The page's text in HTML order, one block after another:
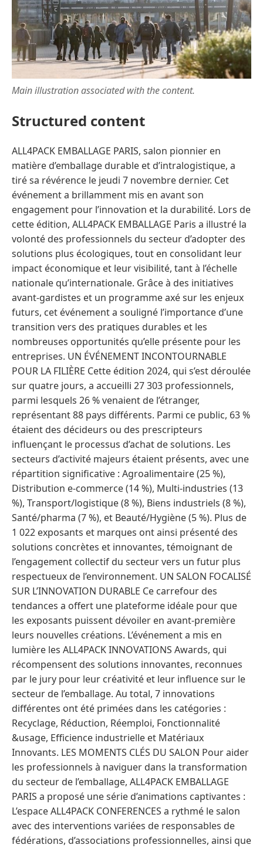
Main illustration associated with the content.
Structured content
ALL4PACK EMBALLAGE PARIS, salon pionnier en
matière d’emballage durable et d’intralogistique, a
tiré sa révérence le jeudi 7 novembre dernier. Cet
événement a brillamment mis en avant son
engagement pour l’innovation et la durabilité. Lors de
cette édition, ALL4PACK EMBALLAGE Paris a illustré la
volonté des professionnels du secteur d’adopter des
solutions plus écologiques, tout en consolidant leur
impact économique et leur visibilité, tant à l’échelle
nationale qu’internationale. Grâce à des initiatives
avant-gardistes et un programme axé sur les enjeux
futurs, cet événement a souligné l’importance d’une
transition vers des pratiques durables et les
nombreuses opportunités qu’elle présente pour les
entreprises. UN ÉVÉNEMENT INCONTOURNABLE
POUR LA FILIÈRE Cette édition 2024, qui s’est déroulée
sur quatre jours, a accueilli 27 303 professionnels,
parmi lesquels 26 % venaient de l’étranger,
représentant 88 pays différents. Parmi ce public, 63 %
étaient des décideurs ou des prescripteurs
influençant le processus d’achat de solutions. Les
secteurs d’activité majeurs étaient présents, avec une
répartition significative : Agroalimentaire (25 %),
Distribution e-commerce (14 %), Multi-industries (13
%), Transport/logistique (8 %), Biens industriels (8 %),
Santé/pharma (7 %), et Beauté/Hygiène (5 %). Plus de
1 022 exposants et marques ont ainsi présenté des
solutions concrètes et innovantes, témoignant de
l’engagement collectif du secteur vers un futur plus
respectueux de l’environnement. UN SALON FOCALISÉ
SUR L’INNOVATION DURABLE Ce carrefour des
tendances a offert une plateforme idéale pour que
les exposants puissent dévoiler en avant-première
leurs nouvelles créations. L’événement a mis en
lumière les ALL4PACK INNOVATIONS Awards, qui
récompensent des solutions innovantes, reconnues
par le jury pour leur créativité et leur influence sur le
secteur de l’emballage. Au total, 7 innovations
différentes ont été primées dans les catégories :
Recyclage, Réduction, Réemploi, Fonctionnalité
&usage, Efficience industrielle et Matériaux
Innovants. LES MOMENTS CLÉS DU SALON Pour aider
les professionnels à naviguer dans la transformation
du secteur de l’emballage, ALL4PACK EMBALLAGE
PARIS a proposé une série d’animations captivantes :
L’espace ALL4PACK CONFERENCES a rythmé le salon
avec des interventions variées de responsables de
fédérations, d’associations professionnelles, ainsi que